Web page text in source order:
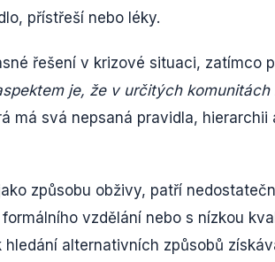
přístřeší nebo léky.
řešení v krizové situaci, zatímco
je, že v určitých komunitách
má svá nepsaná pravidla,
způsobu obživy, patří
vzdělání nebo s nízkou
alternativních způsobů